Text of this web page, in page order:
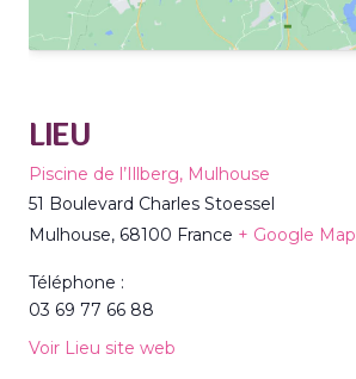
LIEU
Piscine de l’Illberg, Mulhouse
51 Boulevard Charles Stoessel
Mulhouse, 68100 France + Google Map
Téléphone :
03 69 77 66 88
Voir Lieu site web